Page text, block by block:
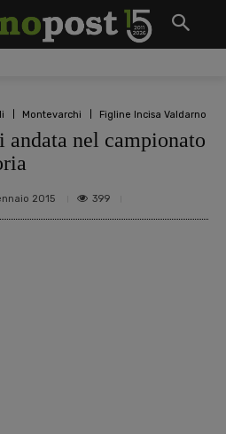
Montevarchi Figline Incisa Valdarno
nel campionato
2015 399